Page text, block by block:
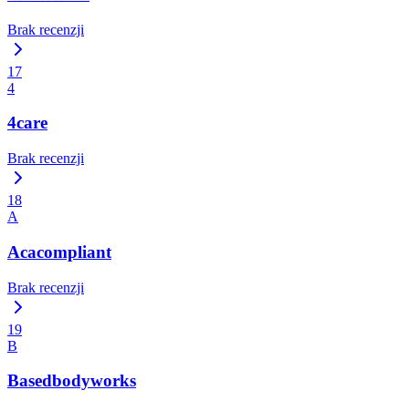
Brak recenzji
17
4
4care
Brak recenzji
18
A
Acacompliant
Brak recenzji
19
B
Basedbodyworks